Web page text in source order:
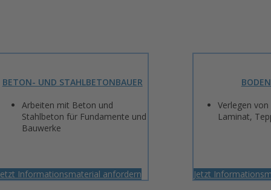
BETON- UND STAHLBETONBAUER
Arbeiten mit Beton und
Stahlbeton für Fundamente und
Bauwerke
Informationsmaterial anfordern
Verlegen
Laminat,
Jetzt